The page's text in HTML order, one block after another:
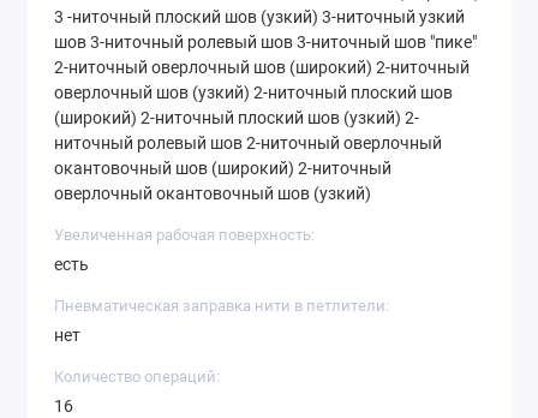
3 -ниточный плоский шов (узкий) 3-ниточный узкий
шов 3-ниточный ролевый шов 3-ниточный шов "пике"
2-ниточный оверлочный шов (широкий) 2-ниточный
оверлочный шов (узкий) 2-ниточный плоский шов
(широкий) 2-ниточный плоский шов (узкий) 2-
ниточный ролевый шов 2-ниточный оверлочный
окантовочный шов (широкий) 2-ниточный
оверлочный окантовочный шов (узкий)
Увеличенная рабочая поверхность:
есть
Пневматическая заправка нити в петлители:
нет
Количество операций:
16